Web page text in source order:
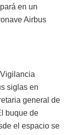
en un
Airbus
siglas en
general de
buque de
el espacio se